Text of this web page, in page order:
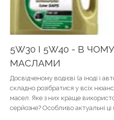
5W30 І 5W40 - В
МАСЛАМИ
Досвідченому водієві (а іноді і
складно розібратися у всіх
масел. Яке з них краще
серйозне? Особливо актуальні ці